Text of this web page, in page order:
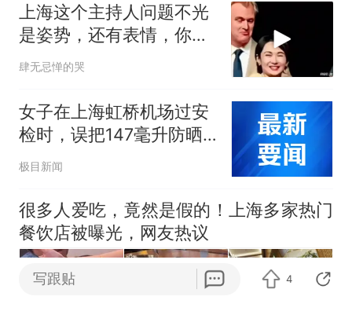
上海这个主持人问题不光
是姿势，还有表情，你看
她采访国人的时候
肆无忌惮的哭
女子在上海虹桥机场过安
检时，误把147毫升防晒
霜放入随身背包，安检员
子：我遇到了“神仙”安检
员，工号是HQ3137
极目新闻
很多人爱吃，竟然是假的！上海多家热门
餐饮店被曝光，网友热议
写跟贴 4